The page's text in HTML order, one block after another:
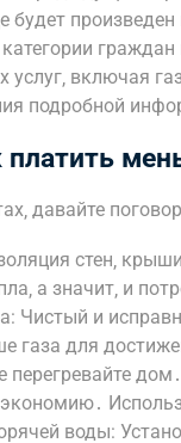
произведен
включая
подробной
давайте
стен‚
а значит‚ и
Чистый и
газа для
перегревайте
воды: